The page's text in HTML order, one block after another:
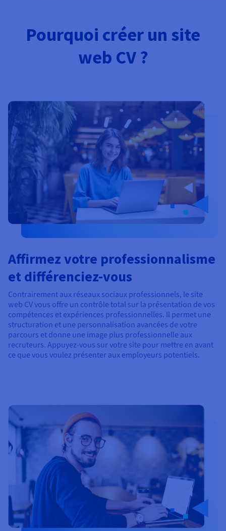
Documentation
Roadmap & Changelog
Pourquoi créer un site
web CV ?
Affirmez votre professionnalisme
et différenciez-vous
Contrairement aux réseaux sociaux professionnels, le site
web CV vous offre un contrôle total sur la présentation de vos
compétences et expériences professionnelles. Il permet une
structuration et une personnalisation avancées de votre
parcours et donne une image plus professionnelle aux
recruteurs. Appuyez-vous sur votre site pour mettre en avant
ce que vous voulez présenter aux employeurs potentiels.